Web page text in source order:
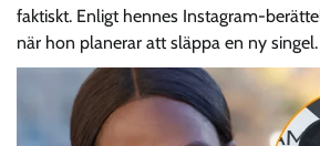
faktiskt. Enligt hennes Instagram-
när hon planerar att släppa en ny singel.